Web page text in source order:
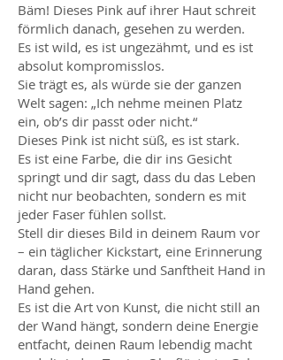
Bäm! Dieses Pink auf ihrer Haut schreit
förmlich danach, gesehen zu werden.
Es ist wild, es ist ungezähmt, und es ist
absolut kompromisslos.
Sie trägt es, als würde sie der ganzen
Welt sagen: „Ich nehme meinen Platz
ein, ob’s dir passt oder nicht.“
Dieses Pink ist nicht süß, es ist stark.
Es ist eine Farbe, die dir ins Gesicht
springt und dir sagt, dass du das Leben
nicht nur beobachten, sondern es mit
jeder Faser fühlen sollst.
Stell dir dieses Bild in deinem Raum vor
– ein täglicher Kickstart, eine Erinnerung
daran, dass Stärke und Sanftheit Hand in
Hand gehen.
Es ist die Art von Kunst, die nicht still an
der Wand hängt, sondern deine Energie
entfacht, deinen Raum lebendig macht